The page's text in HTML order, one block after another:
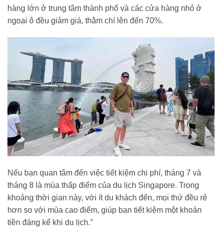
hàng lớn ở trung tâm thành phố và các cửa hàng nhỏ ở
ngoại ô đều giảm giá, thậm chí lên đến 70%.
Nếu bạn quan tâm đến việc tiết kiệm chi phí, tháng 7 và
tháng 8 là mùa thấp điểm của du lịch Singapore. Trong
khoảng thời gian này, với ít du khách đến, mọi thứ đều rẻ
hơn so với mùa cao điểm, giúp bạn tiết kiệm một khoản
tiền đáng kể khi du lịch.”